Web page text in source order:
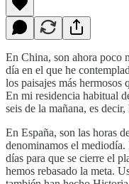
En China, son ahora poco
día en el que he
los paisajes más hermosos
En mi residencia habitual
seis de la mañana, es
En España, son las horas
denominamos el mediodía.
días para que se cierre el
hemos rebasado la meta.